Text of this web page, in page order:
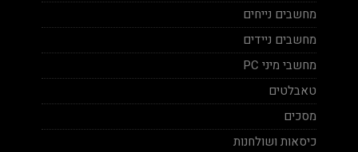
מחשבים נייחים
מחשבים ניידים
מחשבי מיני PC
טאבלטים
מסכים
כיסאות ושולחנות